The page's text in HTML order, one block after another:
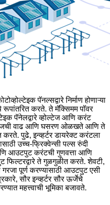
पॅनल्सद्वारे निर्माण होणाऱ्या
करते. ते मॅक्सिमम पॉवर
पॅनेलद्वारे व्होल्टेज आणि करंट
वाढ आणि घसरण ओळखते आणि ते
करते. पुढे, इन्व्हर्टर डायरेक्ट करंटला
उच्च-फ्रिक्वेन्सी पल्स रुंदी
आउटपुट करंटची गुणवत्ता आणि
फिल्टरद्वारे ते गुळगुळीत करते. शेवटी,
गरजा पूर्ण करण्यासाठी आउटपुट एसी
सौर इन्व्हर्टर सौर ऊर्जेचे
महत्त्वाची भूमिका बजावते.